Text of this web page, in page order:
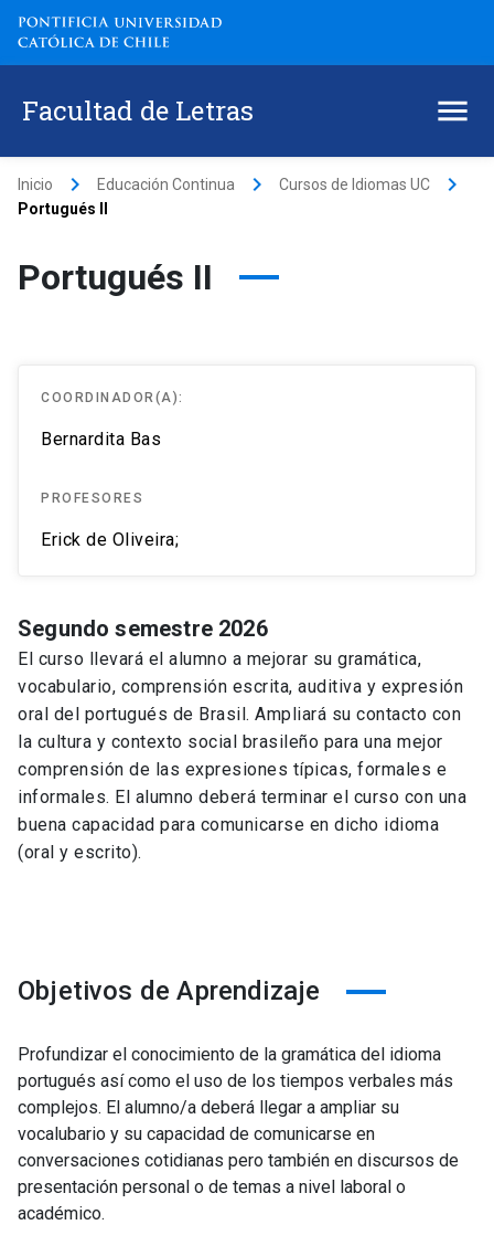
Facultad de Letras
Inicio keyboard_arrow_right Educación Continua keyboard_arrow_right Cursos de Idiomas UC keyboard_arrow_right
Portugués II
Portugués II
Segundo semestre 2026
El curso llevará el alumno a mejorar su gramática,
vocabulario, comprensión escrita, auditiva y expresión
oral del portugués de Brasil. Ampliará su contacto con
la cultura y contexto social brasileño para una mejor
comprensión de las expresiones típicas, formales e
informales. El alumno deberá terminar el curso con una
buena capacidad para comunicarse en dicho idioma
(oral y escrito).
Objetivos de Aprendizaje
Profundizar el conocimiento de la gramática del idioma
portugués así como el uso de los tiempos verbales más
complejos. El alumno/a deberá llegar a ampliar su
vocalubario y su capacidad de comunicarse en
conversaciones cotidianas pero también en discursos de
presentación personal o de temas a nivel laboral o
académico.
COORDINADOR(A):
Bernardita Bas
PROFESORES
Erick de Oliveira;